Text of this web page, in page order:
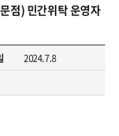
점) 민간위탁 운영자
2024.7.8